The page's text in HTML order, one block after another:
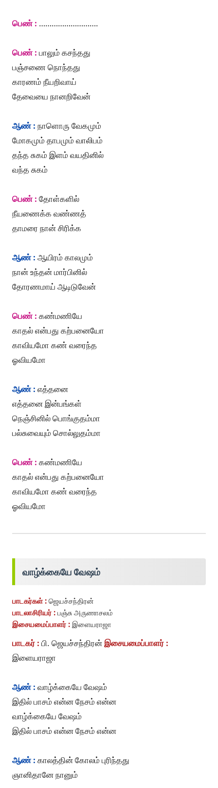
பெண் : ……………………….
பெண் : பாலும் கசந்தது
பஞ்சணை நொந்தது
காரணம் நீயறிவாய்
தேவையை நானறிவேன்
ஆண் : நாளொரு வேகமும்
மோகமும் தாபமும் வாலிபம்
தந்த சுகம் இளம் வயதினில்
வந்த சுகம்
பெண் : தோள்களில்
நீயணைக்க வண்ணத்
தாமரை நான் சிரிக்க
ஆண் : ஆயிரம் காலமும்
நான் உந்தன் மார்பினில்
தோரணமாய் ஆடிடுவேன்
பெண் : கண்மணியே
காதல் என்பது கற்பனையோ
காவியமோ கண் வரைந்த
ஓவியமோ
ஆண் : எத்தனை
எத்தனை இன்பங்கள்
நெஞ்சினில் பொங்குதம்மா
பல்சுவையும் சொல்லுதம்மா
பெண் : கண்மணியே
காதல் என்பது கற்பனையோ
காவியமோ கண் வரைந்த
ஓவியமோ
வாழ்க்கையே வேஷம்
பாடகர்கள் : ஜெயச்சந்திரன்
பாடலாசிரியர் : பஞ்சு அருணாசலம்
இசையமைப்பாளர் : இளையராஜா
பாடகர் : பி. ஜெயச்சந்திரன்இசையமைப்பாளர் :
இளையராஜா
ஆண் : வாழ்க்கையே வேஷம்
இதில் பாசம் என்ன நேசம் என்ன
வாழ்க்கையே வேஷம்
இதில் பாசம் என்ன நேசம் என்ன
ஆண் : காலத்தின் கோலம் புரிந்தது
ஞானிதானே நானும்